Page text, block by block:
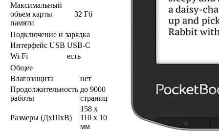
Максимальный
объем карты
памяти
32 Гб
Подключение и зарядка
Интерфейс USB USB-C
Wi-Fi
есть
Общее
Влагозащита
нет
Продолжительность
работы
до 9000
страниц
Размеры (ДхШхВ)
158 x
110 x 10
мм